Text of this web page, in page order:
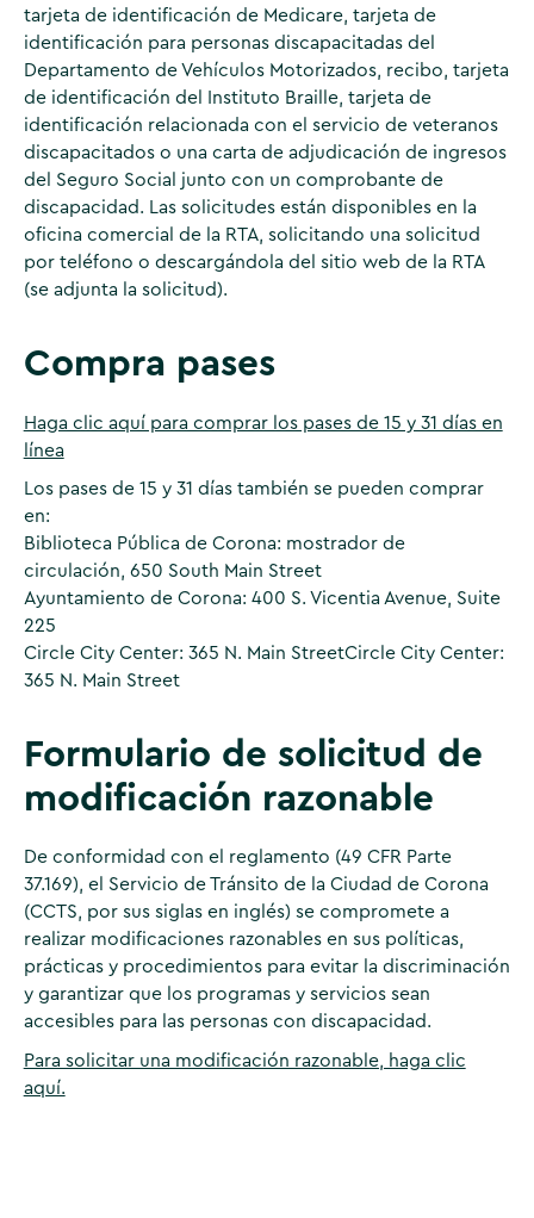
tarjeta de identificación de Medicare, tarjeta de
identificación para personas discapacitadas del
Departamento de Vehículos Motorizados, recibo, tarjeta
de identificación del Instituto Braille, tarjeta de
identificación relacionada con el servicio de veteranos
discapacitados o una carta de adjudicación de ingresos
del Seguro Social junto con un comprobante de
discapacidad. Las solicitudes están disponibles en la
oficina comercial de la RTA, solicitando una solicitud
por teléfono o descargándola del sitio web de la RTA
(se adjunta la solicitud).
Compra pases
Haga clic aquí para comprar los pases de 15 y 31 días en
línea
Los pases de 15 y 31 días también se pueden comprar
en:
Biblioteca Pública de Corona: mostrador de
circulación, 650 South Main Street
Ayuntamiento de Corona: 400 S. Vicentia Avenue, Suite
225
Circle City Center: 365 N. Main StreetCircle City Center:
365 N. Main Street
Formulario de solicitud de
modificación razonable
De conformidad con el reglamento (49 CFR Parte
37.169), el Servicio de Tránsito de la Ciudad de Corona
(CCTS, por sus siglas en inglés) se compromete a
realizar modificaciones razonables en sus políticas,
prácticas y procedimientos para evitar la discriminación
y garantizar que los programas y servicios sean
accesibles para las personas con discapacidad.
Para solicitar una modificación razonable, haga clic
aquí.